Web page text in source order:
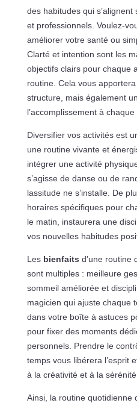
des habitudes qui
et professionnels. Voulez-
améliorer votre santé ou
Clarté et intention sont les
objectifs clairs pour chaque
routine. Cela vous
structure, mais également
l’accomplissement à chaque
Diversifier vos activités est
une routine vivante et
intégrer une activité
s’agisse de danse ou de
lassitude ne s’installe. De
horaires spécifiques pour
le matin, instaurera une
vos nouvelles habitudes
Les bienfaits d’une routine
sont multiples : meilleure
sommeil améliorée et
magicien qui ajuste chaque
dans votre boîte à astuces
pour fixer des moments
personnels. Prendre le
temps vous libérera l’esprit
à la créativité et à la sérénité.
Ainsi, la routine quotidienne